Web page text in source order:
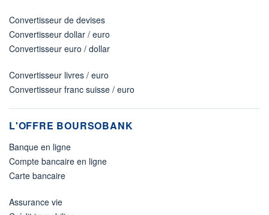
Convertisseur de devises
Convertisseur dollar / euro
Convertisseur euro / dollar
Convertisseur livres / euro
Convertisseur franc suisse / euro
L'OFFRE BOURSOBANK
Banque en ligne
Compte bancaire en ligne
Carte bancaire
Assurance vie